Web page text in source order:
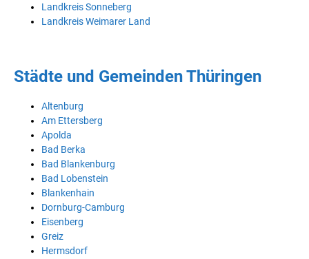
Landkreis Sonneberg
Landkreis Weimarer Land
Städte und Gemeinden Thüringen
Altenburg
Am Ettersberg
Apolda
Bad Berka
Bad Blankenburg
Bad Lobenstein
Blankenhain
Dornburg-Camburg
Eisenberg
Greiz
Hermsdorf